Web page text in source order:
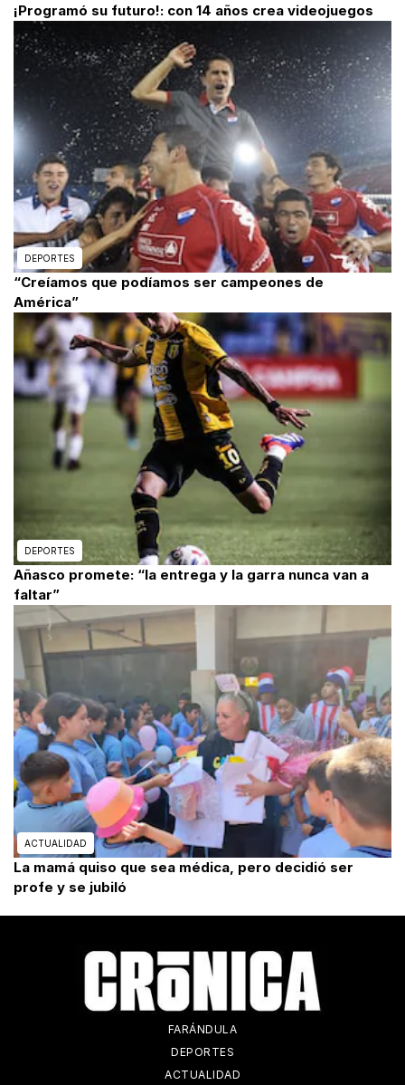
¡Programó su futuro!: con 14 años crea videojuegos
DEPORTES
“Creíamos que podíamos ser campeones de
América”
DEPORTES
Añasco promete: “la entrega y la garra nunca van a
faltar”
ACTUALIDAD
La mamá quiso que sea médica, pero decidió ser
profe y se jubiló
FARÁNDULA
DEPORTES
ACTUALIDAD